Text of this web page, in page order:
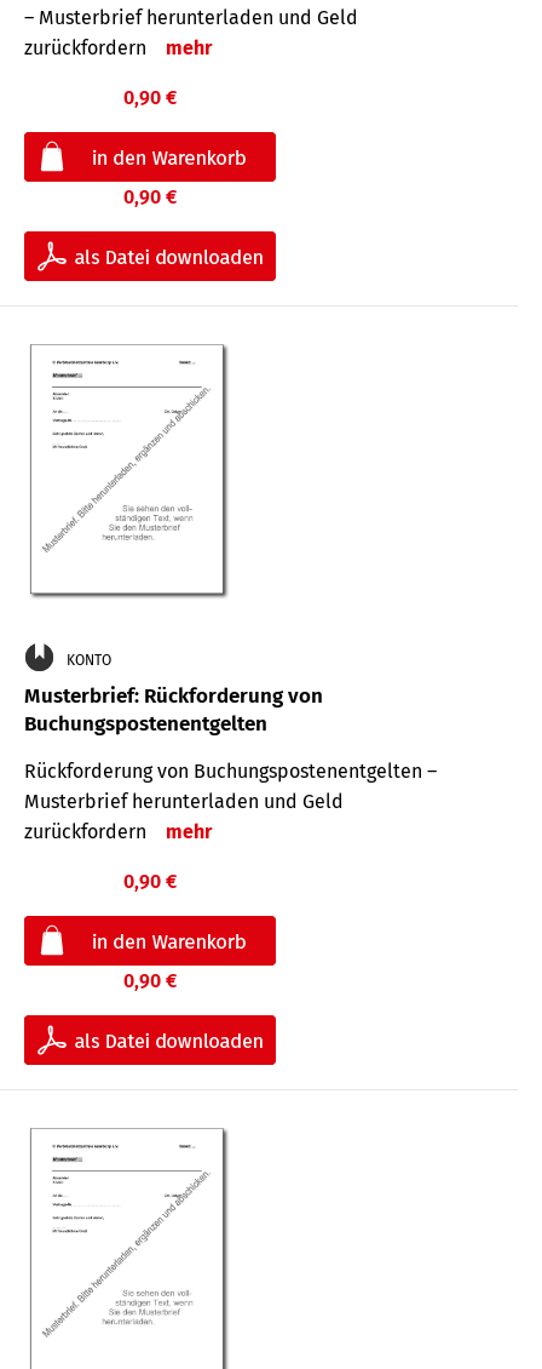
– Musterbrief herunterladen und Geld
zurückfordern
mehr
0,90 €
0,90 €
KONTO
Musterbrief: Rückforderung von
Buchungspostenentgelten
Rückforderung von Buchungspostenentgelten –
Musterbrief herunterladen und Geld
zurückfordern
mehr
0,90 €
0,90 €